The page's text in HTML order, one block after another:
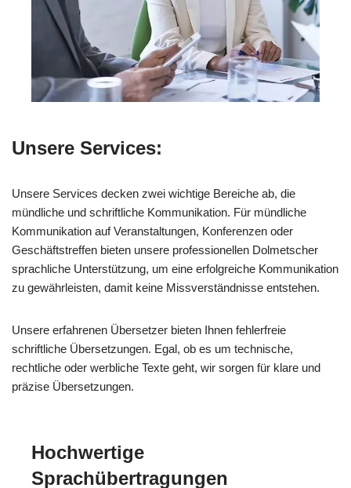
Unsere Services:
Unsere Services decken zwei wichtige Bereiche ab, die
mündliche und schriftliche Kommunikation. Für mündliche
Kommunikation auf Veranstaltungen, Konferenzen oder
Geschäftstreffen bieten unsere professionellen Dolmetscher
sprachliche Unterstützung, um eine erfolgreiche Kommunikation
zu gewährleisten, damit keine Missverständnisse entstehen.
Unsere erfahrenen Übersetzer bieten Ihnen fehlerfreie
schriftliche Übersetzungen. Egal, ob es um technische,
rechtliche oder werbliche Texte geht, wir sorgen für klare und
präzise Übersetzungen.
Hochwertige
Sprachübertragungen